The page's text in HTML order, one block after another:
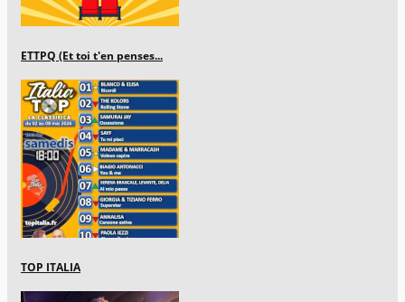
ETTPQ (Et toi t'en penses...
TOP ITALIA